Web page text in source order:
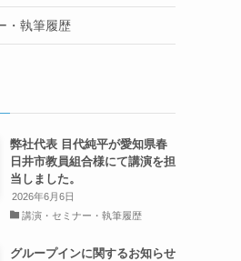
・執筆履歴
弊社代表 目代純平が愛知県春
日井市教員組合様にて講演を担
当しました。
2026年6月6日
講演・セミナー・執筆履歴
グループインに関するお知らせ